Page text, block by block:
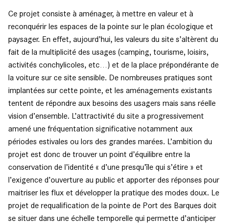
Ce projet consiste à aménager, à mettre en valeur et à
reconquérir les espaces de la pointe sur le plan écologique et
paysager. En effet, aujourd’hui, les valeurs du site s’altèrent du
fait de la multiplicité des usages (camping, tourisme, loisirs,
activités conchylicoles, etc…) et de la place prépondérante de
la voiture sur ce site sensible. De nombreuses pratiques sont
implantées sur cette pointe, et les aménagements existants
tentent de répondre aux besoins des usagers mais sans réelle
vision d’ensemble. L’attractivité du site a progressivement
amené une fréquentation significative notamment aux
périodes estivales ou lors des grandes marées. L’ambition du
projet est donc de trouver un point d’équilibre entre la
conservation de l’identité « d’une presqu’île qui s’étire » et
l’exigence d’ouverture au public et apporter des réponses pour
maitriser les flux et développer la pratique des modes doux. Le
projet de requalification de la pointe de Port des Barques doit
se situer dans une échelle temporelle qui permette d’anticiper